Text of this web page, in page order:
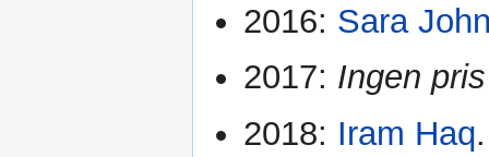
2016: Sara
2017: Ingen
2018: Iram Haq.